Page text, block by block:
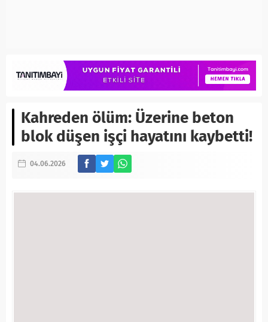
Kahreden ölüm: Üzerine beton
blok düşen işçi hayatını kaybetti!
04.06.2026